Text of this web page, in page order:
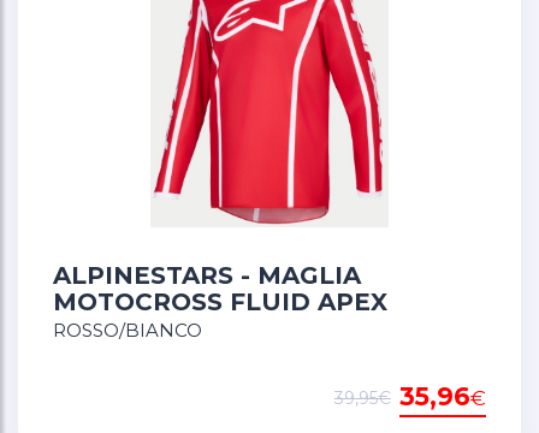
ALPINESTARS - MAGLIA
MOTOCROSS FLUID APEX
ROSSO/BIANCO
35,96€
39,95€